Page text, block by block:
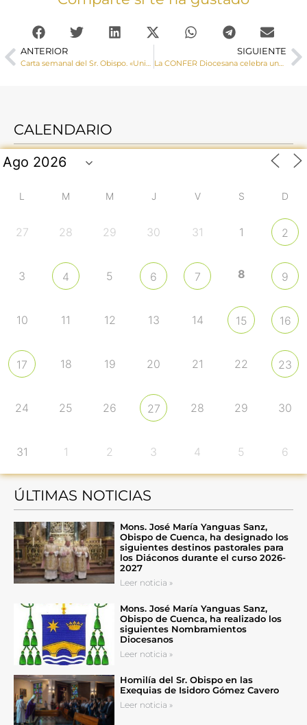
ANTERIOR
Carta semanal del Sr. Obispo. «Unidad entre los cristianos»
SIGUIENTE
La CONFER Diocesana celebra una Jornada de Formación sobre los Votos Religiosos
CALENDARIO
L M M J V S D
27 28 29 30 31 1 2
3 4 5 6 7 8 9
10 11 12 13 14 15 16
17 18 19 20 21 22 23
24 25 26 27 28 29 30
31 1 2 3 4 5 6
ÚLTIMAS NOTICIAS
Mons. José María Yanguas Sanz,
Obispo de Cuenca, ha designado los
siguientes destinos pastorales para
los Diáconos durante el curso 2026-
2027
Leer noticia »
Mons. José María Yanguas Sanz,
Obispo de Cuenca, ha realizado los
siguientes Nombramientos
Diocesanos
Leer noticia »
Homilía del Sr. Obispo en las
Exequias de Isidoro Gómez Cavero
Leer noticia »